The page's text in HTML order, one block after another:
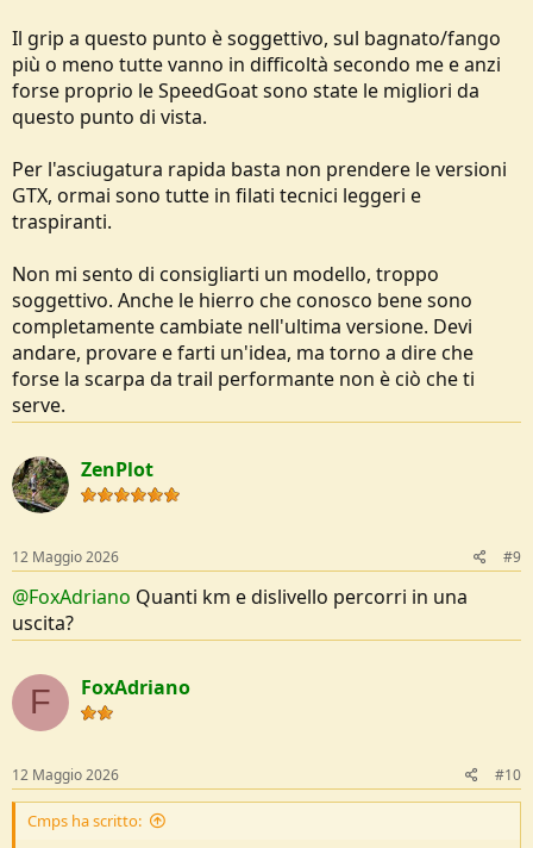
Il grip a questo punto è soggettivo, sul bagnato/fango
più o meno tutte vanno in difficoltà secondo me e anzi
forse proprio le SpeedGoat sono state le migliori da
questo punto di vista.
Per l'asciugatura rapida basta non prendere le versioni
GTX, ormai sono tutte in filati tecnici leggeri e
traspiranti.
Non mi sento di consigliarti un modello, troppo
soggettivo. Anche le hierro che conosco bene sono
completamente cambiate nell'ultima versione. Devi
andare, provare e farti un'idea, ma torno a dire che
forse la scarpa da trail performante non è ciò che ti
serve.
ZenPlot
12 Maggio 2026 #9
@FoxAdriano Quanti km e dislivello percorri in una
uscita?
F FoxAdriano
12 Maggio 2026 #10
Cmps ha scritto: